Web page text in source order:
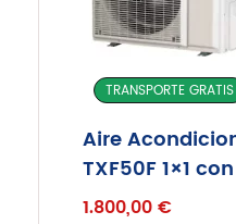
TRANSPORTE GRATIS
Aire
TXF50F 1×1
1.800,00€